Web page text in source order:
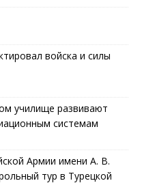
войска и силы
училище развивают
системам
Армии имени А. В.
тур в Турецкой